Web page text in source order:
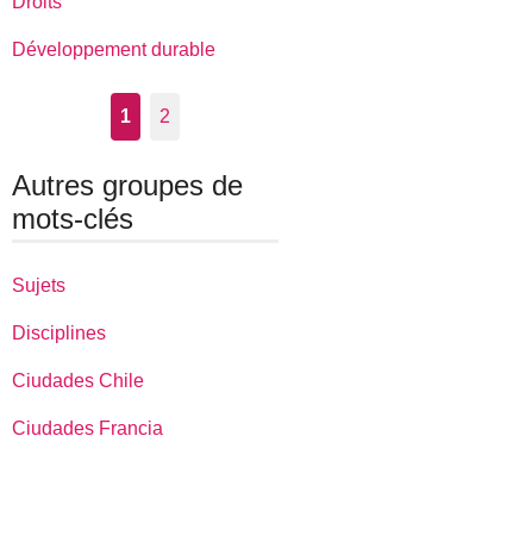
Développement durable
1 2
Autres groupes de
mots-clés
Sujets
Disciplines
Ciudades Chile
Ciudades Francia